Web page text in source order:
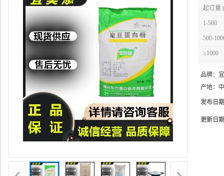
起订量
1-500
500-
≥1000
品牌：
产地：
发布日
更新日